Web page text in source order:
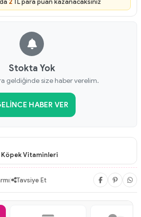
2TL para puan kazanacaksınız
Stokta Yok
geldiğinde size haber verelim.
HABER VER
Köpek Vitaminleri
| Tavsiye Et